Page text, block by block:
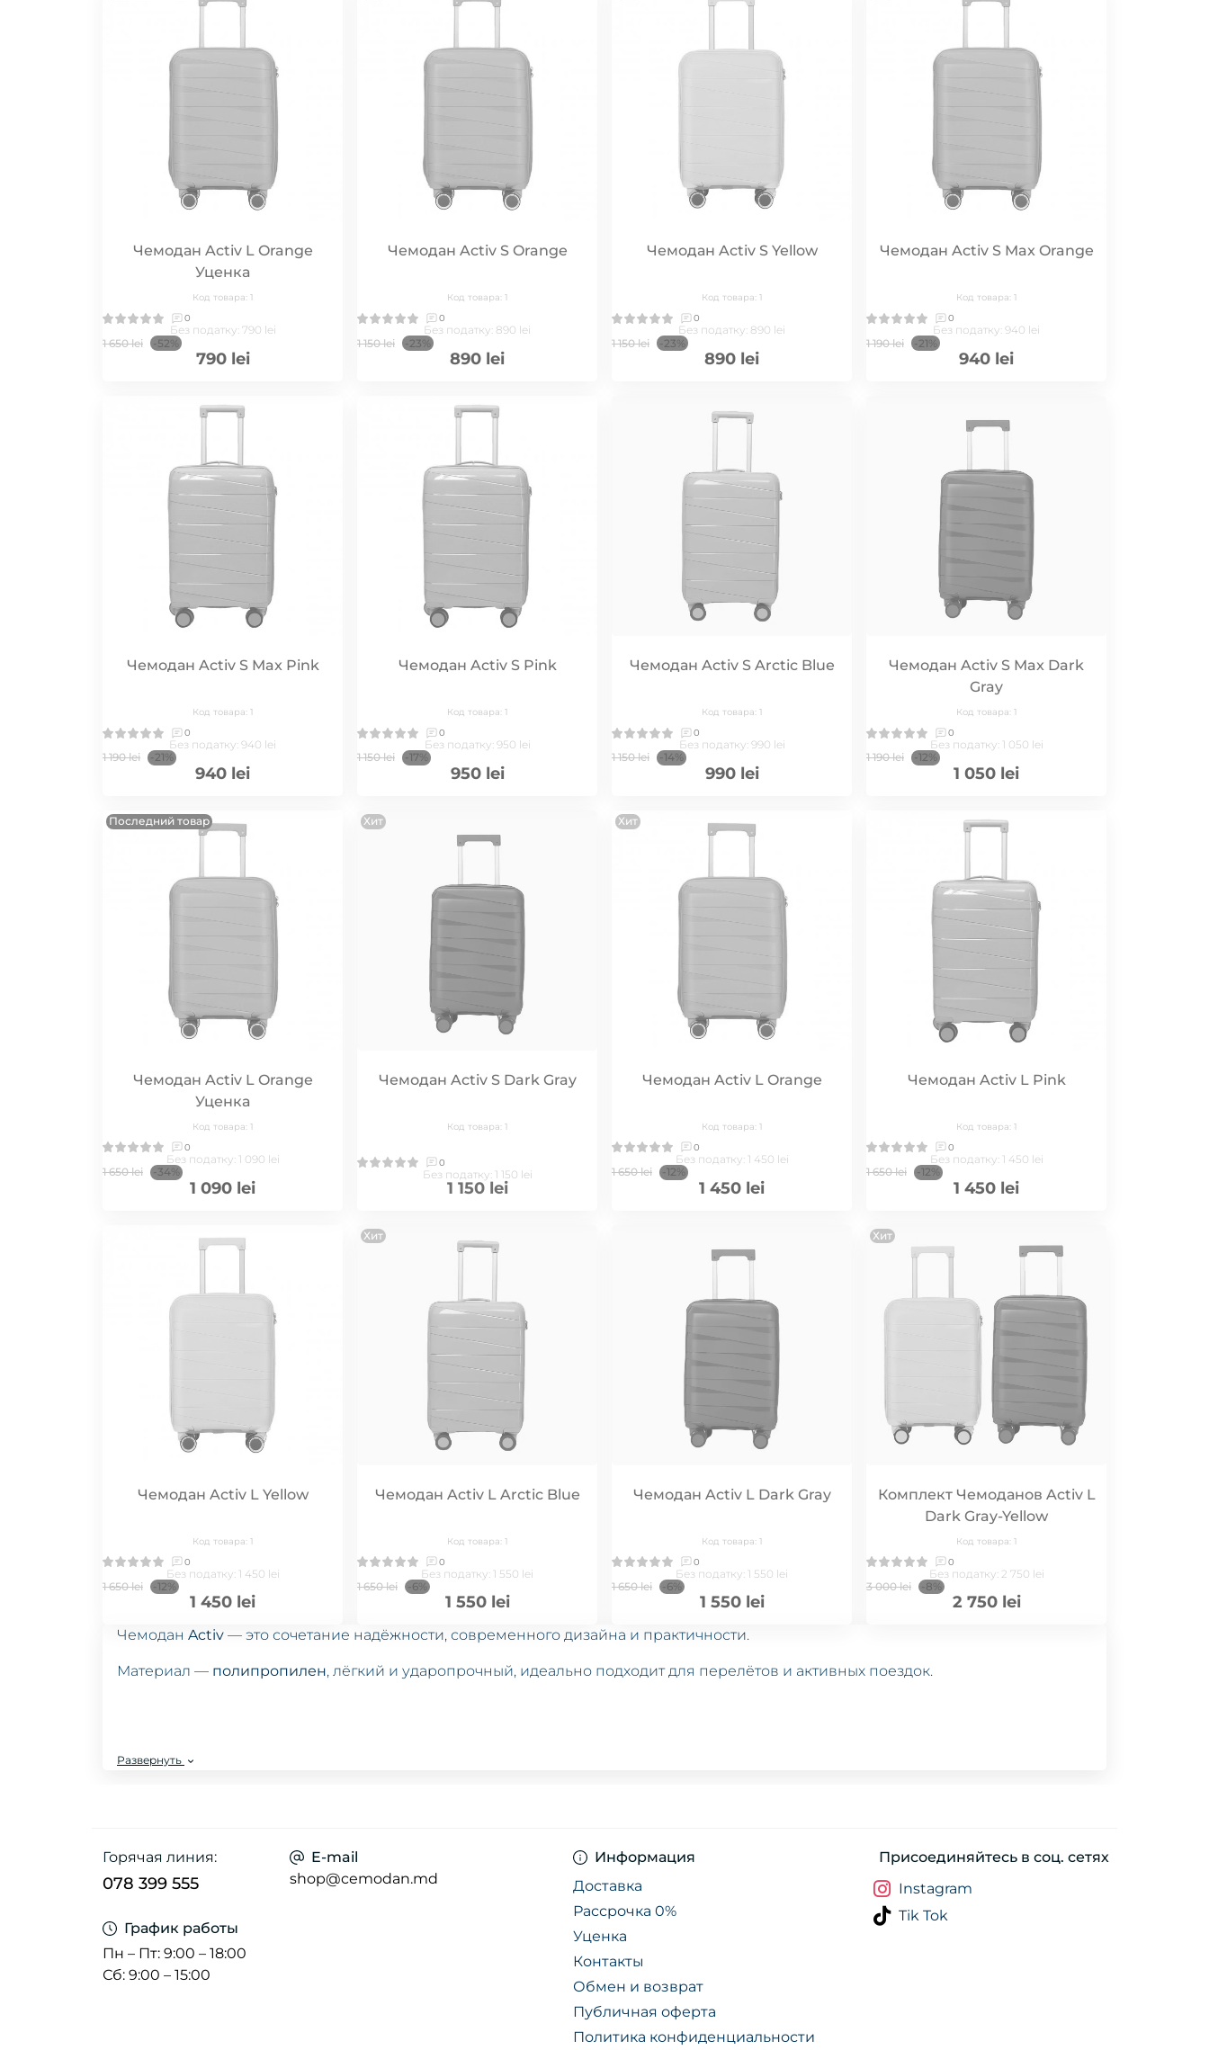
Чемодан Activ L Orange
Уценка
Код товара: 1
0
Без податку: 790 lei
1 650 lei
-52%
790 lei
Чемодан Activ S Orange
Код товара: 1
0
Без податку: 890 lei
1 150 lei
-23%
890 lei
Чемодан Activ S Yellow
Код товара: 1
0
Без податку: 890 lei
1 150 lei
-23%
890 lei
Чемодан Activ S Max Orange
Код товара: 1
0
Без податку: 940 lei
1 190 lei
-21%
940 lei
Чемодан Activ S Max Pink
Код товара: 1
0
Без податку: 940 lei
1 190 lei
-21%
940 lei
Чемодан Activ S Pink
Код товара: 1
0
Без податку: 950 lei
1 150 lei
-17%
950 lei
Чемодан Activ S Arctic Blue
Код товара: 1
0
Без податку: 990 lei
1 150 lei
-14%
990 lei
Чемодан Activ S Max Dark
Gray
Код товара: 1
0
Без податку: 1 050 lei
1 190 lei
-12%
1 050 lei
Последний товар
Чемодан Activ L Orange
Уценка
Код товара: 1
0
Без податку: 1 090 lei
1 650 lei
-34%
1 090 lei
Хит
Чемодан Activ S Dark Gray
Код товара: 1
0
Без податку: 1 150 lei
1 150 lei
Хит
Чемодан Activ L Orange
Код товара: 1
0
Без податку: 1 450 lei
1 650 lei
-12%
1 450 lei
Чемодан Activ L Pink
Код товара: 1
0
Без податку: 1 450 lei
1 650 lei
-12%
1 450 lei
Чемодан Activ L Yellow
Код товара: 1
0
Без податку: 1 450 lei
1 650 lei
-12%
1 450 lei
Хит
Чемодан Activ L Arctic Blue
Код товара: 1
0
Без податку: 1 550 lei
1 650 lei
-6%
1 550 lei
Чемодан Activ L Dark Gray
Код товара: 1
0
Без податку: 1 550 lei
1 650 lei
-6%
1 550 lei
Хит
Комплект Чемоданов Activ L
Dark Gray-Yellow
Код товара: 1
0
Без податку: 2 750 lei
3 000 lei
-8%
2 750 lei
Чемодан Activ — это сочетание надёжности, современного дизайна и практичности.
Материал — полипропилен, лёгкий и ударопрочный, идеально подходит для перелётов и активных поездок.
Особенности:
Поворотныеколёса на 360°
— легко управлять даже в узких пространствах.
Некоторые модели оснащены
В наличии
с доставкой по всей Молдове.
Развернуть
Горячая линия:
078 399 555
График работы
Пн – Пт: 9:00 – 18:00
Сб: 9:00 – 15:00
E-mail
shop@cemodan.md
Информация
Доставка
Рассрочка 0%
Уценка
Контакты
Обмен и возврат
Публичная оферта
Политика конфиденциальности
Присоединяйтесь в соц. сетях
Instagram
Tik Tok